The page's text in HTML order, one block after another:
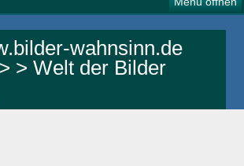
wahnsinn.de
> Welt der Bilder